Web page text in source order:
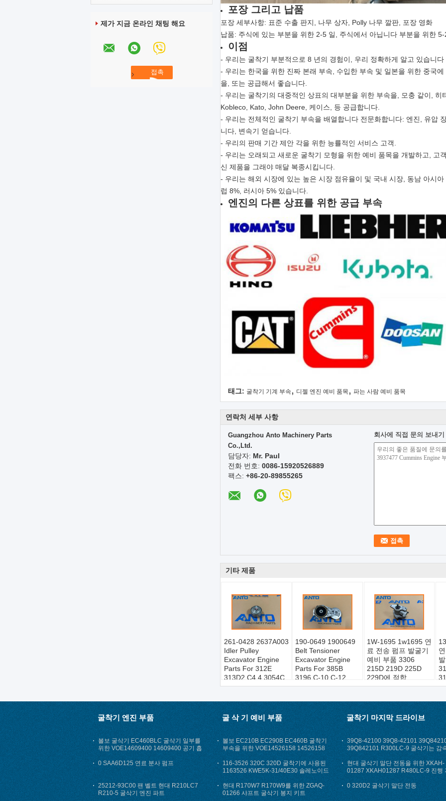
제가 지금 온라인 채팅 해요
포장 그리고 납품
포장 세부사항: 표준 수출 판지, 나무 상자, Polly 나무 깔판, 포장 영화
납품: 주식에 있는 부분을 위한 2-5 일, 주식에서 아닙니다 부분을 위한
이점
- 우리는 굴착기 부분적으로 8 년의 경험이, 우리 정확하게 알고 있습니
- 우리는 한국을 위한 진짜 본래 부속, 수입한 부속 및 일본을 위한 중국
을, 또는 공급해서 좋습니다.
- 우리는 굴착기의 대중적인 상표의 대부분을 위한 부속을, 모충 같이,
Kobleco, Kato, John Deere, 케이스, 등 공급합니다.
- 우리는 전체적인 굴착기 부속을 배열합니다 전문화합니다: 엔진, 유압
니다, 변속기 얻습니다.
- 우리의 판매 기간 제안 각을 위한 능률적인 서비스 고객.
- 우리는 오래되고 새로운 굴착기 모형을 위한 예비 품목을 개발하고, 고
신 제품을 그래야 매달 복종시킵니다.
- 우리는 해외 시장에 있는 높은 시장 점유율이 및 국내 시장, 동남 아시
럽 8%, 러시아 5% 있습니다.
엔진의 다른 상표를 위한 공급 부속
태그: 굴착기 기계 부속 디젤 엔진 예비 품목 파는 사람 예비 품목
연락처 세부 사항
Guangzhou Anto Machinery Parts
Co.,Ltd.
담당자: Mr. Paul
전화 번호: 0086-15920526889
팩스: +86-20-89855265
회사에 직접 문의 보내기
기타 제품
261-0428 2637A003
Idler Pulley
Excavator Engine
Parts For 312E
313D2 C4.4 3054C
C6.6
190-0649 1900649
Belt Tensioner
Excavator Engine
Parts For 385B
3196 C-10 C-12
C18 C7 C9
1W-1695 1w1695 연
료 전송 펌프 발굴기
예비 부품 3306
215D 219D 225D
229D에 적합
굴착기 엔진 부품
볼보 굴삭기 EC460BLC 굴삭기 일부를
위한 VOE14609400 14609400 공기 흡
입 호스
0 SAA6D125 연료 분사 펌프
25212-93C00 팬 벨트 현대 R210LC7
R210-5 굴삭기 엔진 파트
굴 삭 기 예비 부품
볼보 EC210B EC290B EC460B 굴착기
부속을 위한 VOE14526158 14526158
점화 시동기 스위치
116-3526 320C 320D 굴착기에 사용된
1163526 KWE5K-31/40E30 솔레노이드
벨브는 분해합니다
현대 R170W7 R170W9를 위한 ZGAQ-
01266 샤프트 굴삭기 봉지 키트
굴착기 마지막 드라이브
39Q8-42100 39Q8-42101
39Q842101 R300LC-9 굴삭기는 감
기어를 여행합니다
현대 굴삭기 말단 전동을 위한 XKAH-
01287 XKAH01287 R480LC-9 진행
하율 기어
0 320D2 굴삭기 말단 전동